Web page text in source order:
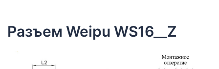
Разъем Weipu WS16__Z